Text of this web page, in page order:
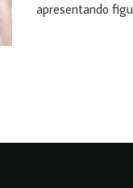
apresentando